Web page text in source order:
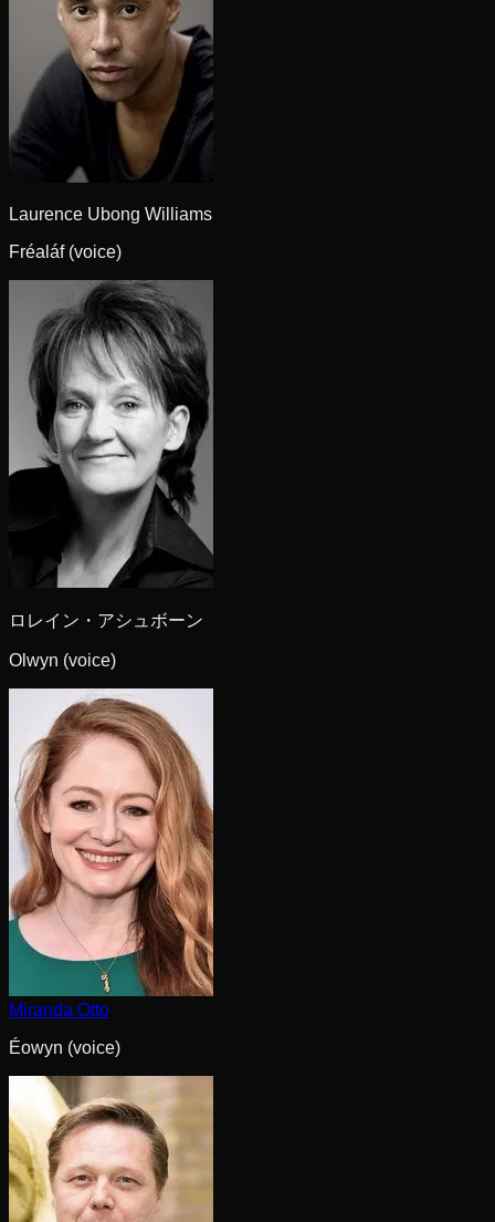
Laurence Ubong Williams
Fréaláf (voice)
ロレイン・アシュボーン
Olwyn (voice)
Miranda Otto
Éowyn (voice)